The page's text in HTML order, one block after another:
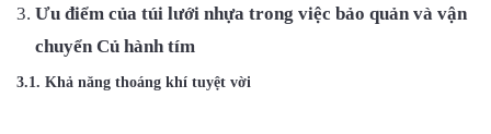
Ưu điểm của túi lưới nhựa trong việc bảo quản và vận
chuyển Củ hành tím
3.1. Khả năng thoáng khí tuyệt vời